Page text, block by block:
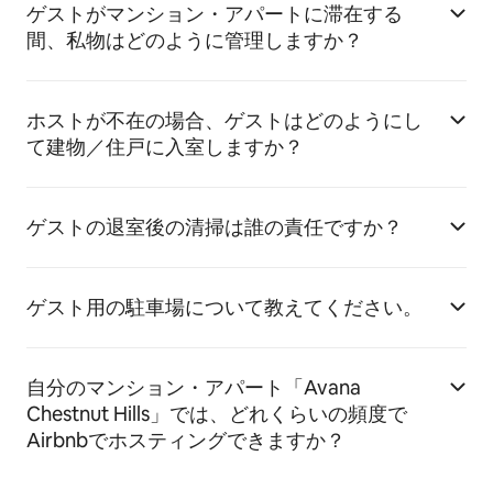
ゲストがマンション・アパートに滞在する
間、私物はどのように管理しますか？
ホストが不在の場合、ゲストはどのようにし
て建物／住戸に入室しますか？
ゲストの退室後の清掃は誰の責任ですか？
ゲスト用の駐車場について教えてください。
自分のマンション・アパート「Avana
Chestnut Hills」では、どれくらいの頻度で
Airbnbでホスティングできますか？